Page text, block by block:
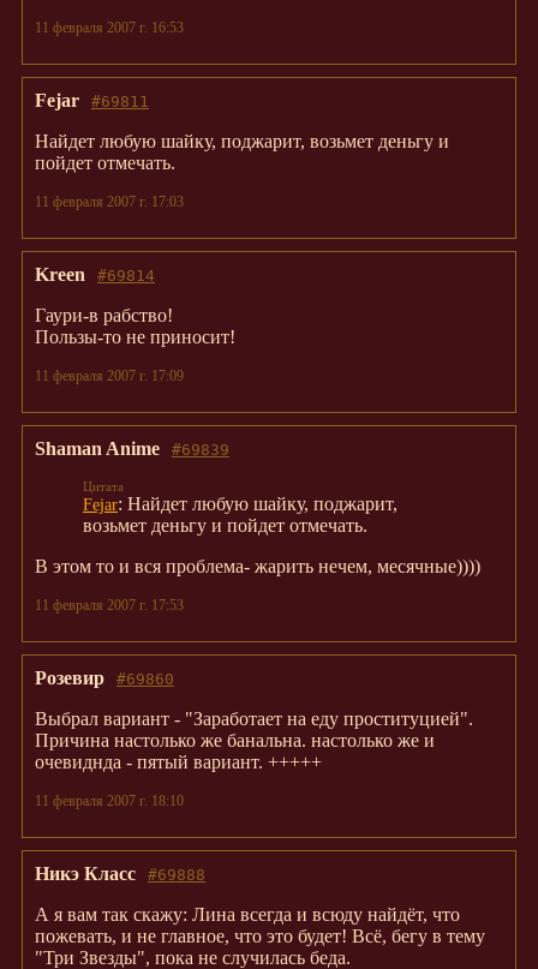
11 февраля 2007 г. 16:53
#69811
Fejar
Найдет любую шайку, поджарит, возьмет деньгу и
пойдет отмечать.
11 февраля 2007 г. 17:03
#69814
Kreen
Гаури-в рабство!
Пользы-то не приносит!
11 февраля 2007 г. 17:09
#69839
Shaman Anime
Fejar: Найдет любую шайку, поджарит,
возьмет деньгу и пойдет отмечать.
В этом то и вся проблема- жарить нечем, месячные))))
11 февраля 2007 г. 17:53
#69860
Розевир
Выбрал вариант - "Заработает на еду проституцией".
Причина настолько же банальна. настолько же и
очевиднда - пятый вариант. +++++
11 февраля 2007 г. 18:10
#69888
Никэ Класс
А я вам так скажу: Лина всегда и всюду найдёт, что
пожевать, и не главное, что это будет! Всё, бегу в тему
"Три Звезды", пока не случилась беда.